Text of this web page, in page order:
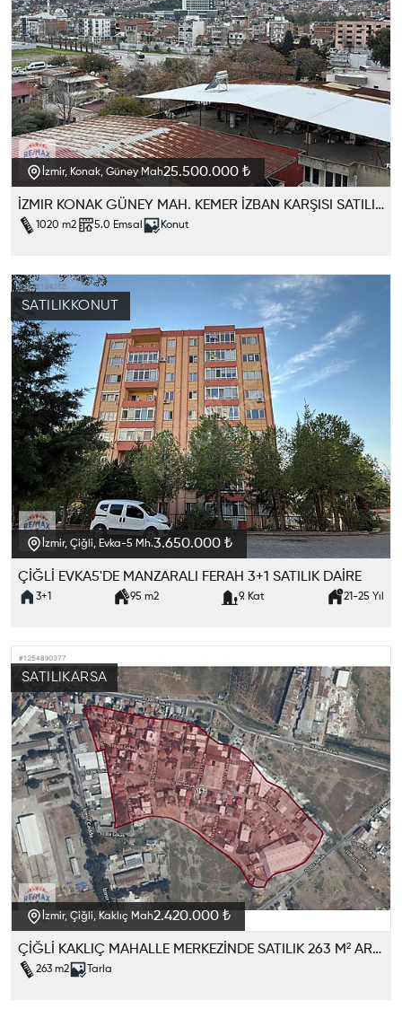
İzmir, Konak, Güney Mah25.500.000 ₺
İZMIR KONAK GÜNEY MAH. KEMER İZBAN KARŞISI SATILIK IMARLI ARSA
1020 m2 5.0 Emsal Konut
İzmir, Çiğli, Evka-5 Mh.3.650.000 ₺
ÇİĞLİ EVKA5'DE MANZARALI FERAH 3+1 SATILIK DAİRE
3+1 95 m2 9. Kat 21-25 Yıl
SATILIKKONUT
İzmir, Çiğli, Kaklıç Mah2.420.000 ₺
ÇİĞLİ KAKLIÇ MAHALLE MERKEZİNDE SATILIK 263 M² ARAZİ
263 m2 Tarla
SATILIKARSA